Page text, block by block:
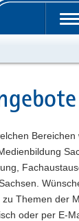
Themen der
oder per E-